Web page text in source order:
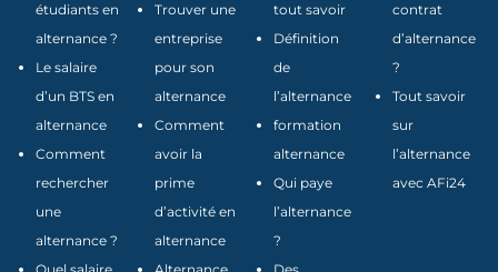
étudiants en
alternance ?
Le salaire
d’un BTS en
alternance
Comment
rechercher
une
alternance ?
Trouver une
entreprise
pour son
alternance
Comment
avoir la
prime
d’activité en
alternance
tout savoir
Définition
de
l’alternance
formation
alternance
Qui paye
l’alternance
?
contrat
d’alternance
?
Tout savoir
sur
l’alternance
avec AFi24